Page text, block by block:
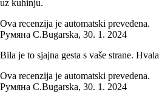
uz kuhinju.
Ova recenzija je automatski prevedena.
Румяна С.Bugarska, 30. 1. 2024
Bila je to sjajna gesta s vaše strane. Hvala
Ova recenzija je automatski prevedena.
Румяна С.Bugarska, 30. 1. 2024